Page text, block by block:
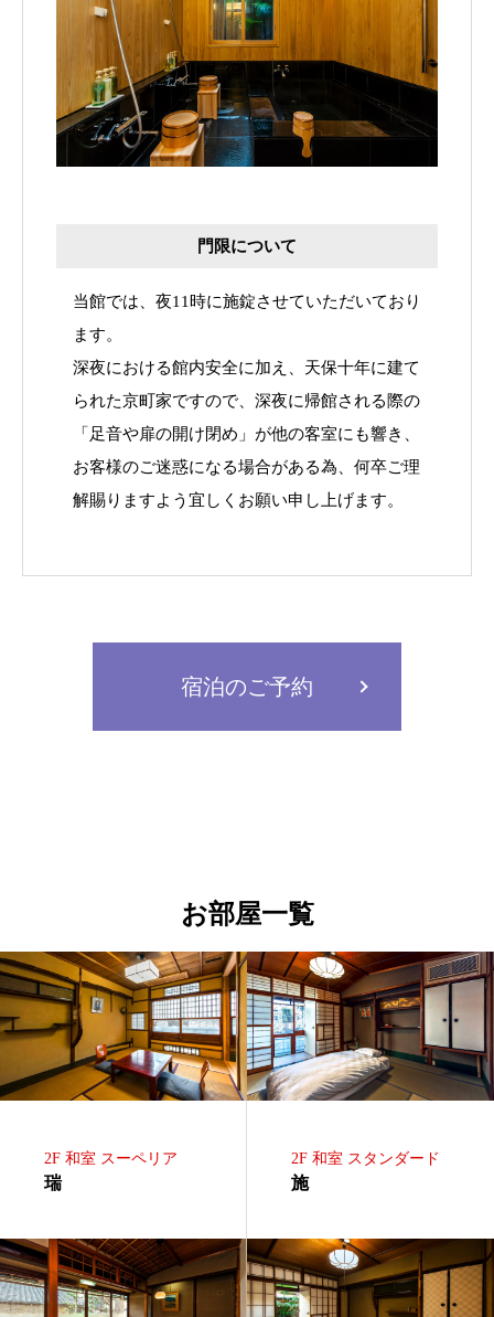
門限について
当館では、夜11時に施錠させていただいており
ます。
深夜における館内安全に加え、天保十年に建て
られた京町家ですので、深夜に帰館される際の
「足音や扉の開け閉め」が他の客室にも響き、
お客様のご迷惑になる場合がある為、何卒ご理
解賜りますよう宜しくお願い申し上げます。
宿泊のご予約
お部屋一覧
2F 和室 スーペリア
瑞
2F 和室 スタンダード
施